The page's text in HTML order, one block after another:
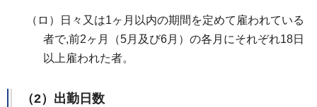
（ロ）日々又は1ヶ月以内の期間を定めて雇われている
者で,前2ヶ月（5月及び6月）の各月にそれぞれ18日
以上雇われた者。
（2）出勤日数